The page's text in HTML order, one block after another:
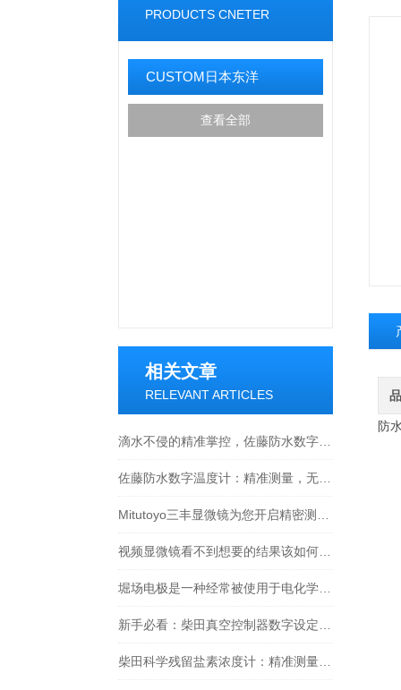
PRODUCTS CNETER
CUSTOM日本东洋
查看全部
相关文章
RELEVANT ARTICLES
防